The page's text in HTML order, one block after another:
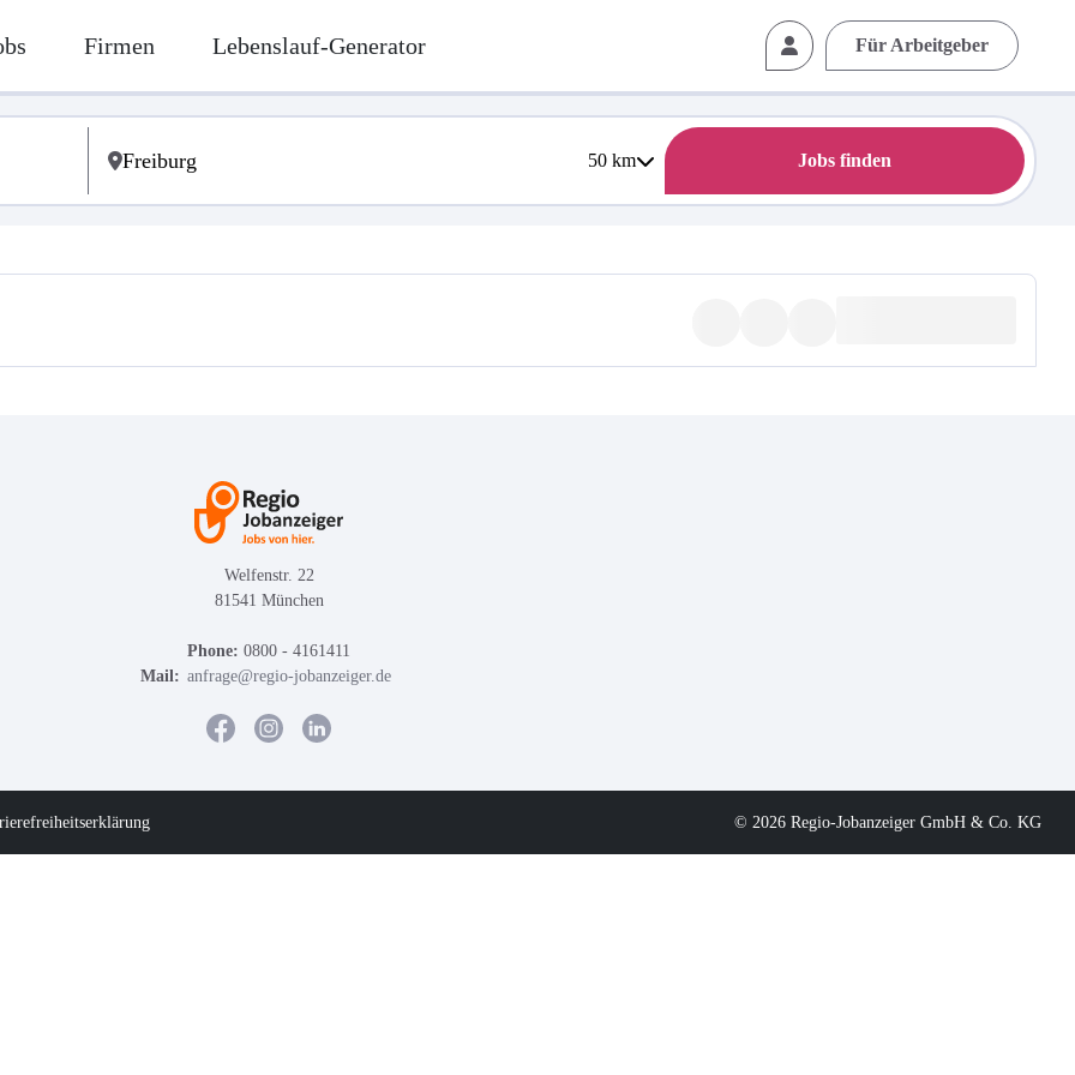
Firmen Lebenslauf-Generator Für Arbeitgeber
50km Jobs finden
Welfenstr. 22
81541 München
Phone: 0800 - 4161411
Mail: anfrage@regio-jobanzeiger.de
© 2026 Regio-Jobanzeiger GmbH & Co. KG